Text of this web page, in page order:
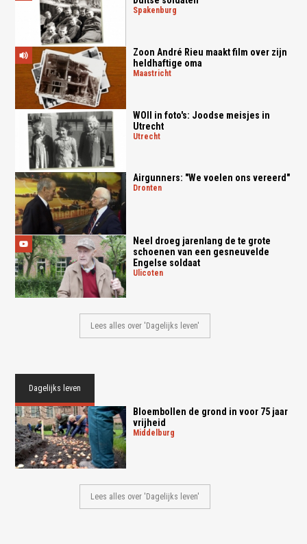
spakenburg
Zoon André Rieu maakt film over zijn
heldhaftige oma
maastricht
WOII in foto's: Joodse meisjes in
Utrecht
utrecht
Airgunners: "We voelen ons vereerd"
dronten
Neel droeg jarenlang de te grote
schoenen van een gesneuvelde
Engelse soldaat
ulicoten
Lees alles over 'Dagelijks leven'
Dagelijks leven
Bloembollen de grond in voor 75 jaar
vrijheid
middelburg
Lees alles over 'Dagelijks leven'